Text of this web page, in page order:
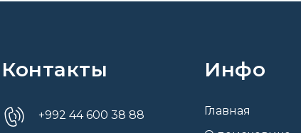
Контакты
+992 44 600 38 88
Инфо
Главная